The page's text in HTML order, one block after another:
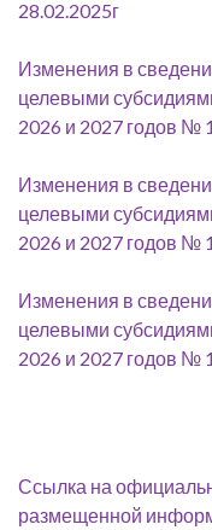
28.02.2025г
Изменения в
целевыми
2026 и 2027 годов №
Изменения в
целевыми
2026 и 2027 годов №
Изменения в
целевыми
2026 и 2027 годов №
Ссылка на
размещенной